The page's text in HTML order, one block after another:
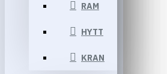
RAM
HYTT
KRAN